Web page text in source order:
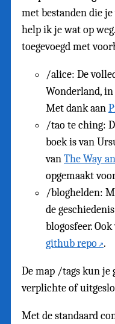
met bestanden die
help ik je wat op
toegevoegd met
/alice: De
Wonderland,
Met dank aan
/tao te ching:
boek is van
vanThe Way
opgemaakt
/bloghelden:
de
blogosfeer.
github repo .
De map /tags kun je
verplichte of
Met de standaard